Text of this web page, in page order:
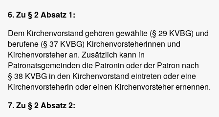
6. Zu § 2 Absatz 1:
Dem Kirchenvorstand gehören gewählte (§ 29 KVBG) und
berufene (§ 37 KVBG) Kirchenvorsteherinnen und
Kirchenvorsteher an. Zusätzlich kann in
Patronatsgemeinden die Patronin oder der Patron nach
§ 38 KVBG in den Kirchenvorstand eintreten oder eine
Kirchenvorsteherin oder einen Kirchenvorsteher ernennen.
7. Zu § 2 Absatz 2: